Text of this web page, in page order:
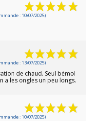
: 10/07/2025)
: 13/07/2025)
de chaud. Seul bémol
a les ongles un peu longs.
: 10/07/2025)